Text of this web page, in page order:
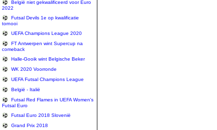
België niet gekwalificeerd voor Euro
2022
Futsal Devils 1e op kwalificatie
tornooi
UEFA Champions League 2020
FT Antwerpen wint Supercup na
comeback
Halle-Gooik wint Belgische Beker
WK 2020 Voorronde
UEFA Futsal Champions League
België - Italië
Futsal Red Flames in UEFA Women's
Futsal Euro
Futsal Euro 2018 Slovenië
Grand Prix 2018